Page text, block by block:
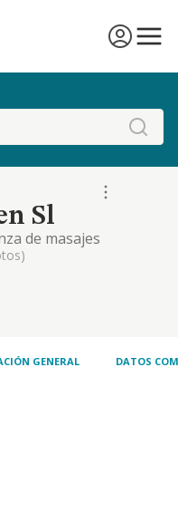
Sl
de masajes
corporales.
GENERAL DATOS